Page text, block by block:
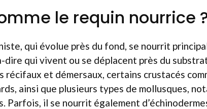
le requin nourrice
qui évolue près du fond, se nourrit
dire qui vivent ou se déplacent près du
récifaux et démersaux, certains crustacés
ainsi que plusieurs types de mollusques,
Parfois, il se nourrit également